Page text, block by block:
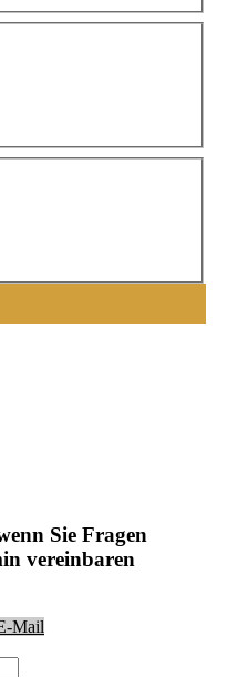
Sie Fragen
vereinbaren
Mail